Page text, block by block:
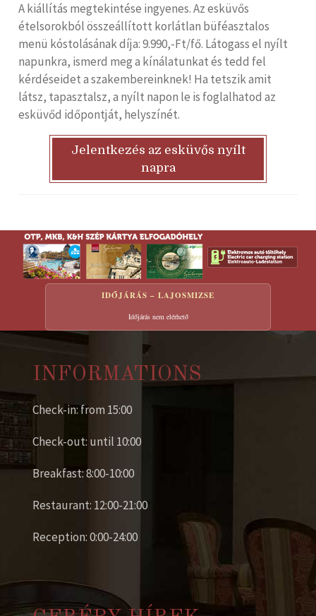
A kiállítás megtekintése ingyenes. Az esküvős
ételsorokból összeállított korlátlan büféasztalos
menü kóstolásának díja: 9.990,-Ft/fő. Látogass el nyílt
napunkra, ismerd meg a kínálatunkat és tedd fel
kérdéseidet a szakembereinknek! Ha tetszik amit
látsz, tapasztalsz, a nyílt napon le is foglalhatod az
esküvőd időpontját, helyszínét.
Jelentkezés az esküvős nyílt
napra
IDŐJÁRÁS – LAJOSMIZSE
Időjárás nem elérhető
INFORMATIONS
Check-in: from 15:00
Check-out: until 10:00
Breakfast: 8:00-10:00
Restaurant: 12:00-21:00
Reception: 0:00-24:00